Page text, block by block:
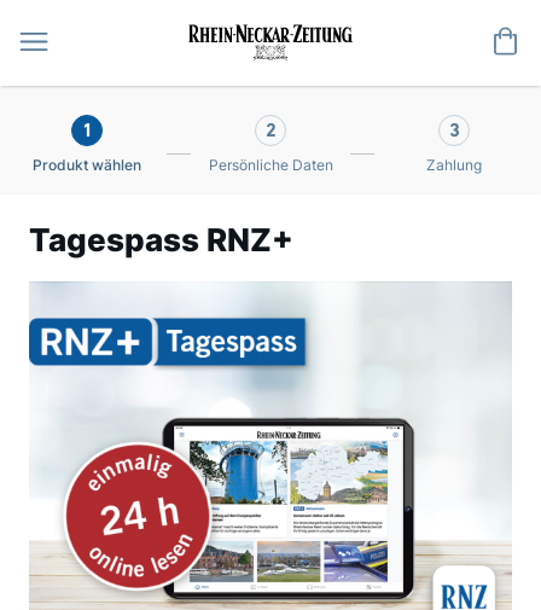
1
Produkt wählen
2
Persönliche Daten
3
Zahlung
Tagespass RNZ+